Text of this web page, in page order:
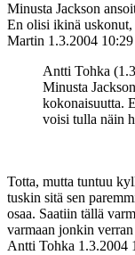
Minusta Jackson
En olisi ikinä
Martin 1.3.2004 10:29
Antti Tohka
Minusta
kokonaisuutta.
voisi tulla näin
Totta, mutta tuntuu
tuskin sitä sen
osaa. Saatiin tällä
varmaan jonkin verran
Antti Tohka 1.3.2004